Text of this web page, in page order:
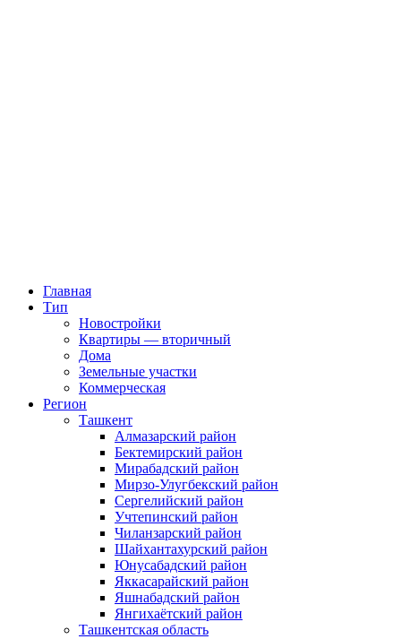
Главная
Тип
Новостройки
Квартиры — вторичный
Дома
Земельные участки
Коммерческая
Регион
Ташкент
Алмазарский район
Бектемирский район
Мирабадский район
Мирзо-Улугбекский район
Сергелийский район
Учтепинский район
Чиланзарский район
Шайхантахурский район
Юнусабадский район
Яккасарайский район
Яшнабадский район
Янгихаётский район
Ташкентская область